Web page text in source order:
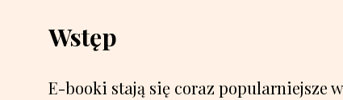
Wstęp
E-booki stają się coraz popularniejsze